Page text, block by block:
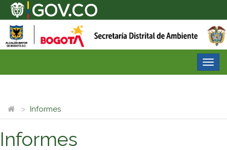
Informes
Informes